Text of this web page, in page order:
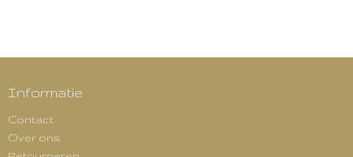
Informatie
Contact
Over ons